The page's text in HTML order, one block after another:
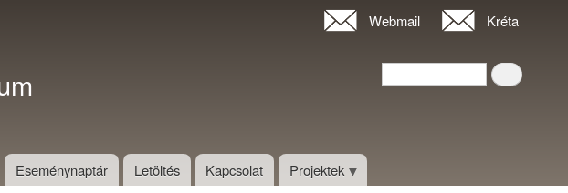
Webmail Kréta
Keresés
Eseménynaptár Letöltés Kapcsolat Projektek